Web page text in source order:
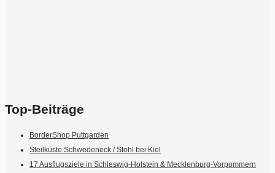
Top-Beiträge
BorderShop Puttgarden
Steilküste Schwedeneck / Stohl bei Kiel
17 Ausflugsziele in Schleswig-Holstein & Mecklenburg-Vorpommern